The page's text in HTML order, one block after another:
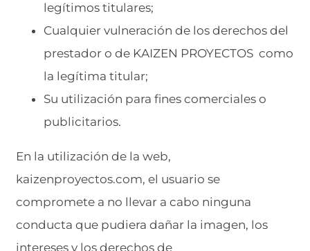
legítimos titulares;
Cualquier vulneración de los derechos del
prestador o de KAIZEN PROYECTOS como
la legítima titular;
Su utilización para fines comerciales o
publicitarios.
En la utilización de la web,
kaizenproyectos.com, el usuario se
compromete a no llevar a cabo ninguna
conducta que pudiera dañar la imagen, los
intereses y los derechos de